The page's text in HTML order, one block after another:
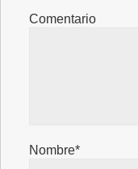
Comentario
Nombre*